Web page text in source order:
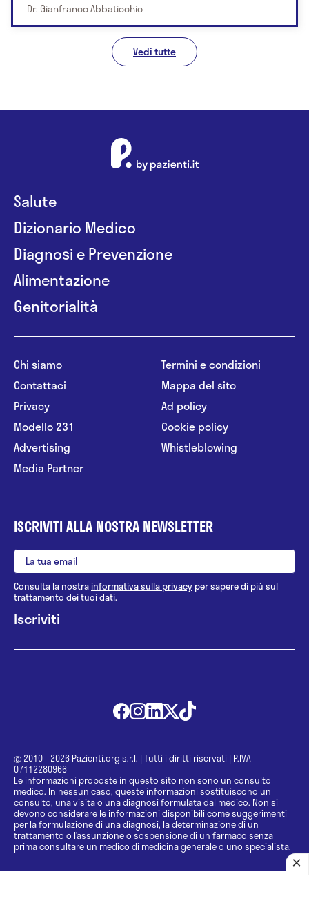
Dr. Gianfranco Abbaticchio
Vedi tutte
Salute
Dizionario Medico
Diagnosi e Prevenzione
Alimentazione
Genitorialità
Chi siamo
Contattaci
Privacy
Modello 231
Advertising
Media Partner
Termini e condizioni
Mappa del sito
Ad policy
Cookie policy
Whistleblowing
ISCRIVITI ALLA NOSTRA NEWSLETTER
Consulta la nostrainformativa sulla privacy per sapere di più sul
trattamento dei tuoi dati.
@ 2010 - 2026 Pazienti.org s.r.l. | Tutti i diritti riservati | P.IVA
07112280966
Le informazioni proposte in questo sito non sono un consulto
medico. In nessun caso, queste informazioni sostituiscono un
consulto, una visita o una diagnosi formulata dal medico. Non si
devono considerare le informazioni disponibili come suggerimenti
per la formulazione di una diagnosi, la determinazione di un
trattamento o l’assunzione o sospensione di un farmaco senza
prima consultare un medico di medicina generale o uno specialista.